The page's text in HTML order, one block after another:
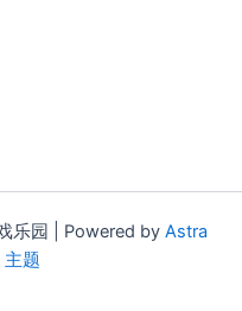
乐园 | Powered by Astra
主题